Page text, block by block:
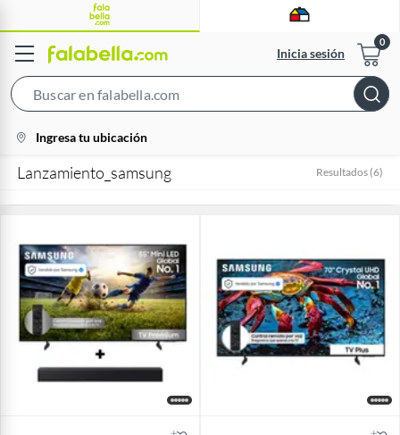
Inicia sesión
Bar
location-
icon
Ingresa tu ubicación
Lanzamiento_samsung Resultados (6)